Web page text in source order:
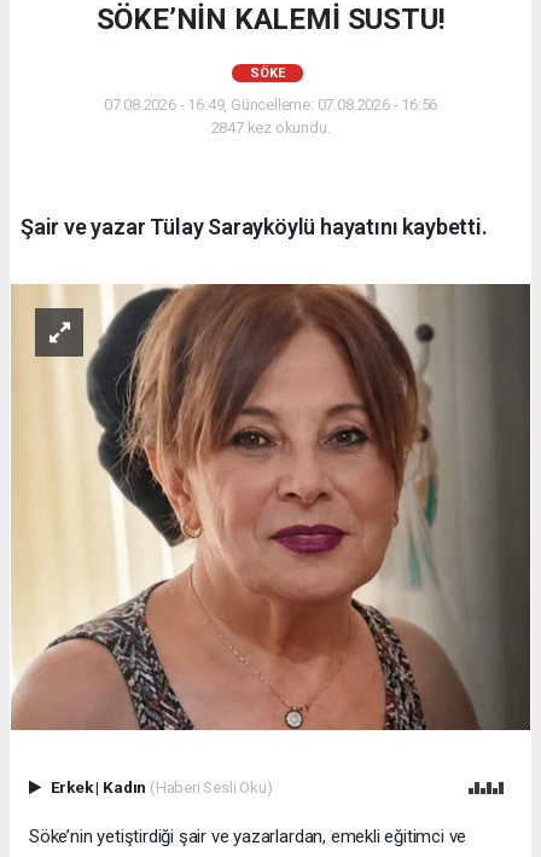
SÖKE’NİN KALEMİ SUSTU!
SÖKE
07.08.2026 - 16:49, Güncelleme: 07.08.2026 - 16:56
2847 kez okundu.
Şair ve yazar Tülay Sarayköylü hayatını kaybetti.
Erkek| Kadın (Haberi Sesli Oku)
Söke’nin yetiştirdiği şair ve yazarlardan, emekli eğitimci ve